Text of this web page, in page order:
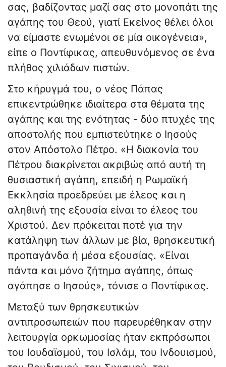
σας, βαδίζοντας μαζί σας στο μονοπάτι της
αγάπης του Θεού, γιατί Εκείνος θέλει όλοι
να είμαστε ενωμένοι σε μία οικογένεια»,
είπε ο Ποντίφικας, απευθυνόμενος σε ένα
πλήθος χιλιάδων πιστών.
Στο κήρυγμά του, ο νέος Πάπας
επικεντρώθηκε ιδιαίτερα στα θέματα της
αγάπης και της ενότητας - δύο πτυχές της
αποστολής που εμπιστεύτηκε ο Ιησούς
στον Απόστολο Πέτρο. «Η διακονία του
Πέτρου διακρίνεται ακριβώς από αυτή τη
θυσιαστική αγάπη, επειδή η Ρωμαϊκή
Εκκλησία προεδρεύει με έλεος και η
αληθινή της εξουσία είναι το έλεος του
Χριστού. Δεν πρόκειται ποτέ για την
κατάληψη των άλλων με βία, θρησκευτική
προπαγάνδα ή μέσα εξουσίας. «Είναι
πάντα και μόνο ζήτημα αγάπης, όπως
αγάπησε ο Ιησούς», τόνισε ο Ποντίφικας.
Μεταξύ των θρησκευτικών
αντιπροσωπειών που παρευρέθηκαν στην
λειτουργία ορκωμοσίας ήταν εκπρόσωποι
του Ιουδαϊσμού, του Ισλάμ, του Ινδουισμού,